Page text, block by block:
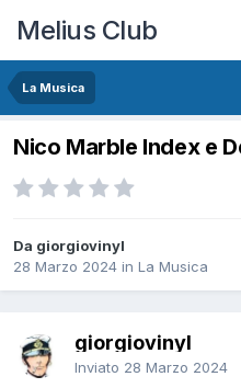
Melius Club
La Musica
Nico Marble Index e
Da giorgiovinyl
28 Marzo 2024 in La Musica
giorgiovinyl
Inviato 28 Marzo 2024